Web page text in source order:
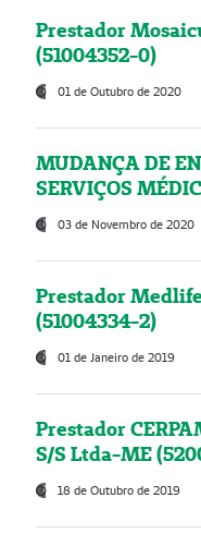
Prestador
(51004352-0)
01 de Outubro de 2020
MUDANÇA DE
SERVIÇOS
03 de Novembro de 2020
Prestador
(51004334-2)
01 de Janeiro de 2019
Prestador
S/S Ltda-ME
18 de Outubro de 2019